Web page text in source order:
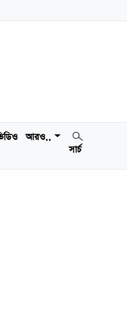
আরও..
সার্চ